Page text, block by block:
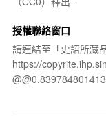
授權聯絡窗口
請連結至「史語所藏
https://